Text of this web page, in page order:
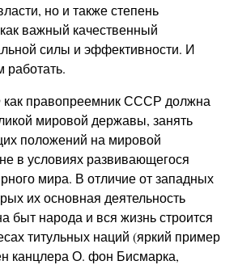
но и также степень
важный качественный
силы и эффективности. И
работать.
правопреемник СССР должна
мировой державы, занять
положений на мировой
в условиях развивающегося
мира. В отличие от западных
их основная деятельность
быт народа и вся жизнь строится
титульных наций (яркий пример
канцлера О. фон Бисмарка,